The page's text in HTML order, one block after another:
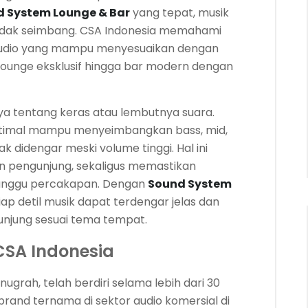
System Lounge & Baryang tepat, musik
seimbang. CSA Indonesia memahami
yang mampu menyesuaikan dengan
eksklusif hingga bar modern dengan
tentang keras atau lembutnya suara.
mampu menyeimbangkan bass, mid,
didengar meski volume tinggi. Hal ini
sekaligus memastikan
percakapan. Dengan Sound System
detil musik dapat terdengar jelas dan
sesuai tema tempat.
Indonesia
telah berdiri selama lebih dari 30
ternama di sektor audio komersial di